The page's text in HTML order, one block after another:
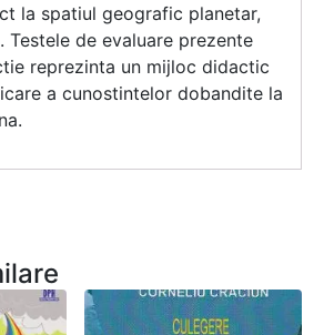
la spatiul geografic planetar,
Testele de evaluare prezente
reprezinta un mijloc didactic
a cunostintelor dobandite la